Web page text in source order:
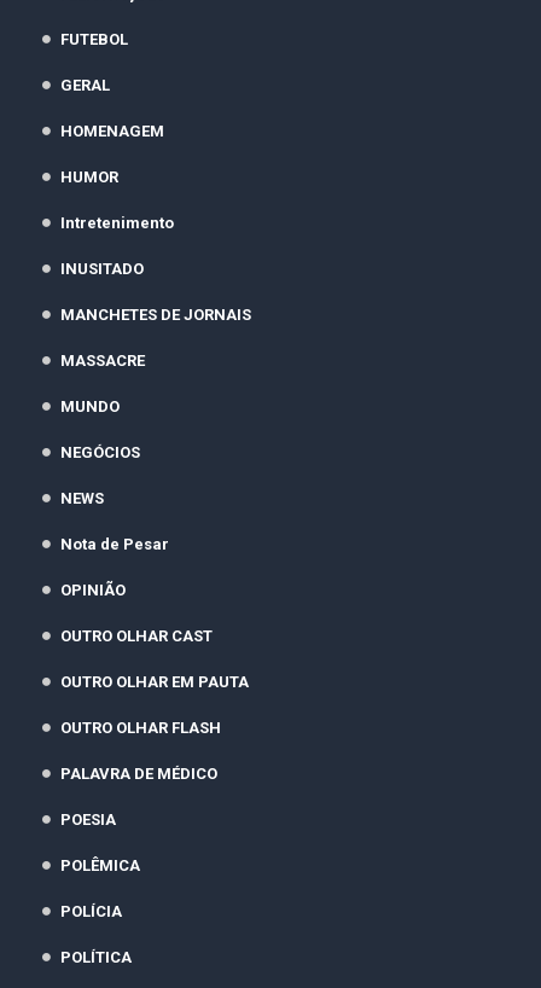
FUTEBOL
GERAL
HOMENAGEM
HUMOR
Intretenimento
INUSITADO
MANCHETES DE JORNAIS
MASSACRE
MUNDO
NEGÓCIOS
NEWS
Nota de Pesar
OPINIÃO
OUTRO OLHAR CAST
OUTRO OLHAR EM PAUTA
OUTRO OLHAR FLASH
PALAVRA DE MÉDICO
POESIA
POLÊMICA
POLÍCIA
POLÍTICA